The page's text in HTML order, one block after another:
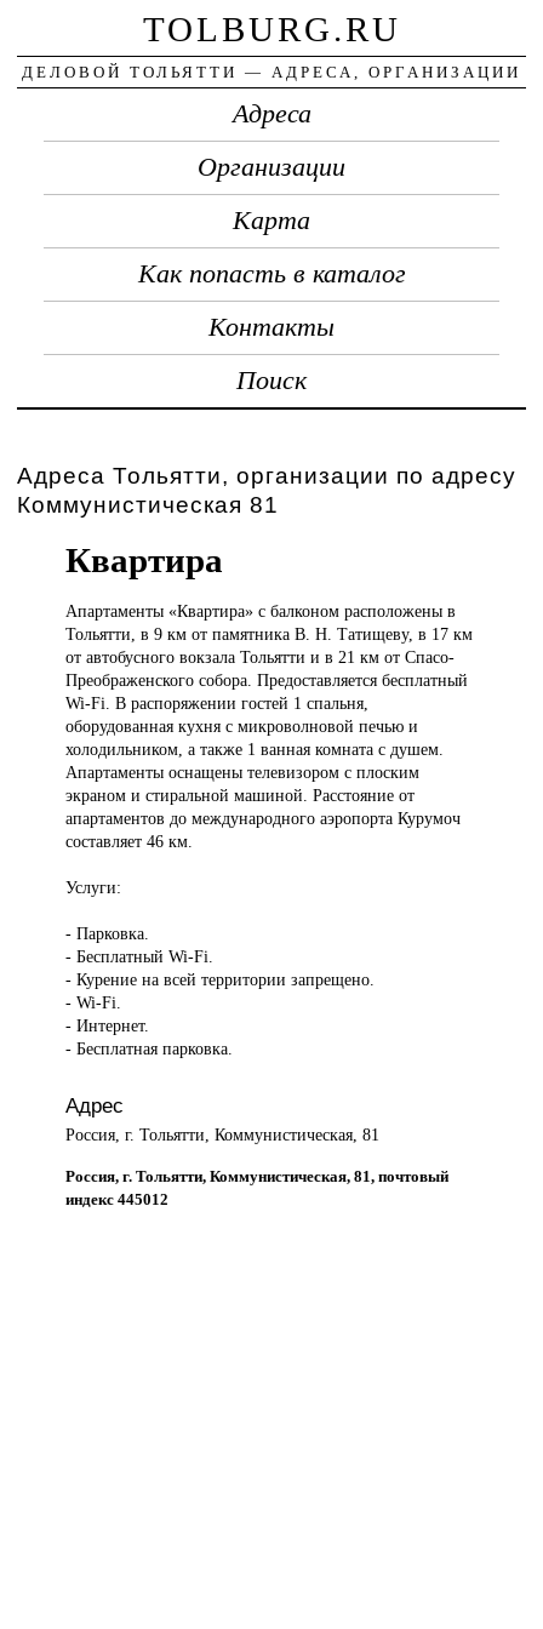
TOLBURG.RU
ДЕЛОВОЙ ТОЛЬЯТТИ — АДРЕСА, ОРГАНИЗАЦИИ
Адреса
Организации
Карта
Как попасть в каталог
Контакты
Поиск
Адреса Тольятти, организации по адресу
Коммунистическая 81
Квартира
Апартаменты «Квартира»с балконом расположены в
Тольятти, в 9 км от памятника В. Н. Татищеву, в 17 км
от автобусного вокзала Тольятти и в 21 км от Спасо-
Преображенского собора. Предоставляется бесплатный
Wi-Fi. В распоряжении гостей 1 спальня,
оборудованная кухня с микроволновой печью и
холодильником, а также 1 ванная комната с душем.
Апартаменты оснащены телевизором с плоским
экраном и стиральной машиной. Расстояние от
апартаментов до международного аэропорта Курумоч
составляет 46 км.
Услуги:
- Парковка.
- Бесплатный Wi-Fi.
- Курение на всей территории запрещено.
- Wi-Fi.
- Интернет.
- Бесплатная парковка.
Адрес
Россия, г. Тольятти, Коммунистическая, 81
Россия, г. Тольятти, Коммунистическая, 81, почтовый
индекс 445012